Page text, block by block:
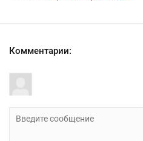
Комментарии: